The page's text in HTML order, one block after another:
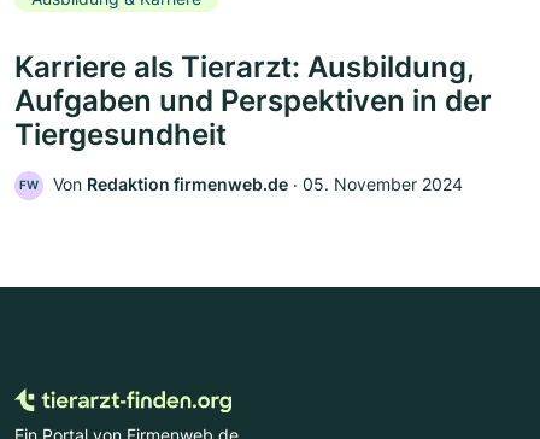
Karriere als Tierarzt: Ausbildung,
Aufgaben und Perspektiven in der
Tiergesundheit
FW Von Redaktion firmenweb.de ‧ 05. November 2024
Ein Portal von Firmenweb.de